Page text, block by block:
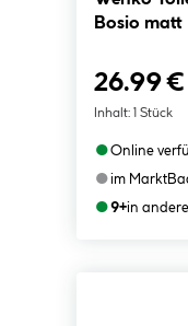
Bosio matt
26.99 €
Inhalt: 1 Stück
●Online
●im Markt
●9+in